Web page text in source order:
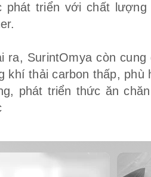
phát triển với chất lượng
ra, SurintOmya còn
khí thải carbon thấp,
phát triển thức ăn